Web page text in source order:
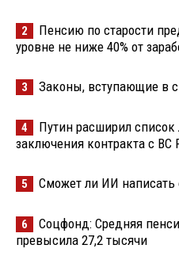
2
Пенсию по старости
уровне не ниже 40% от
3 Законы, вступающие в
4
Путин расширил
заключения контракта с ВС
5 Сможет ли ИИ написать
6
Соцфонд: Средняя
превысила 27,2 тысячи